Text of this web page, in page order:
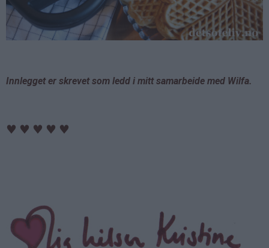
Innlegget er skrevet som ledd i mitt samarbeide med Wilfa.
♥ ♥ ♥ ♥ ♥